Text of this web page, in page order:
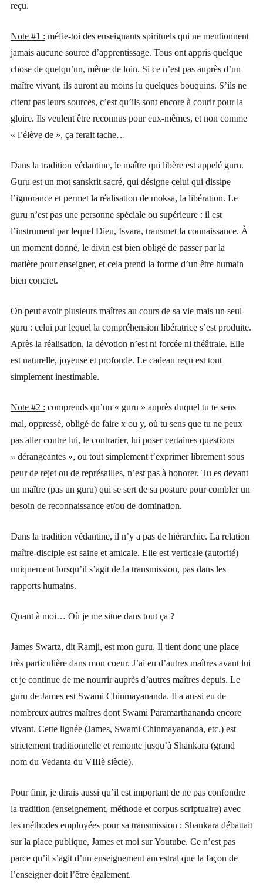
reçu.
Note #1 : méfie-toi des enseignants spirituels qui ne mentionnent
jamais aucune source d’apprentissage. Tous ont appris quelque
chose de quelqu’un, même de loin. Si ce n’est pas auprès d’un
maître vivant, ils auront au moins lu quelques bouquins. S’ils ne
citent pas leurs sources, c’est qu’ils sont encore à courir pour la
gloire. Ils veulent être reconnus pour eux-mêmes, et non comme
« l’élève de », ça ferait tache…
Dans la tradition védantine, le maître qui libère est appelé guru.
Guru est un mot sanskrit sacré, qui désigne celui qui dissipe
l’ignorance et permet la réalisation de moksa, la libération. Le
guru n’est pas une personne spéciale ou supérieure : il est
l’instrument par lequel Dieu, Isvara, transmet la connaissance. À
un moment donné, le divin est bien obligé de passer par la
matière pour enseigner, et cela prend la forme d’un être humain
bien concret.
On peut avoir plusieurs maîtres au cours de sa vie mais un seul
guru : celui par lequel la compréhension libératrice s’est produite.
Après la réalisation, la dévotion n’est ni forcée ni théâtrale. Elle
est naturelle, joyeuse et profonde. Le cadeau reçu est tout
simplement inestimable.
Note #2 : comprends qu’un « guru » auprès duquel tu te sens
mal, oppressé, obligé de faire x ou y, où tu sens que tu ne peux
pas aller contre lui, le contrarier, lui poser certaines questions
« dérangeantes », ou tout simplement t’exprimer librement sous
peur de rejet ou de représailles, n’est pas à honorer. Tu es devant
un maître (pas un guru) qui se sert de sa posture pour combler un
besoin de reconnaissance et/ou de domination.
Dans la tradition védantine, il n’y a pas de hiérarchie. La relation
maître-disciple est saine et amicale. Elle est verticale (autorité)
uniquement lorsqu’il s’agit de la transmission, pas dans les
rapports humains.
Quant à moi… Où je me situe dans tout ça ?
James Swartz, dit Ramji, est mon guru. Il tient donc une place
très particulière dans mon coeur. J’ai eu d’autres maîtres avant lui
et je continue de me nourrir auprès d’autres maîtres depuis. Le
guru de James est Swami Chinmayananda. Il a aussi eu de
nombreux autres maîtres dont Swami Paramarthananda encore
vivant. Cette lignée (James, Swami Chinmayananda, etc.) est
strictement traditionnelle et remonte jusqu’à Shankara (grand
nom du Vedanta du VIIIè siècle).
Pour finir, je dirais aussi qu’il est important de ne pas confondre
la tradition (enseignement, méthode et corpus scriptuaire) avec
les méthodes employées pour sa transmission : Shankara débattait
sur la place publique, James et moi sur Youtube. Ce n’est pas
parce qu’il s’agit d’un enseignement ancestral que la façon de
l’enseigner doit l’être également.